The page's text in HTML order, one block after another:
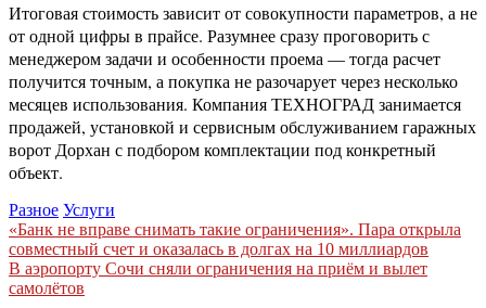
Итоговая стоимость зависит от совокупности параметров, а не
от одной цифры в прайсе. Разумнее сразу проговорить с
менеджером задачи и особенности проема — тогда расчет
получится точным, а покупка не разочарует через несколько
месяцев использования. Компания ТЕХНОГРАД занимается
продажей, установкой и сервисным обслуживанием гаражных
ворот Дорхан с подбором комплектации под конкретный
объект.
Разное Услуги
Навигация
по
записям
«Банк не вправе снимать такие ограничения». Пара открыла
совместный счет и оказалась в долгах на 10 миллиардов
В аэропорту Сочи сняли ограничения на приём и вылет
самолётов